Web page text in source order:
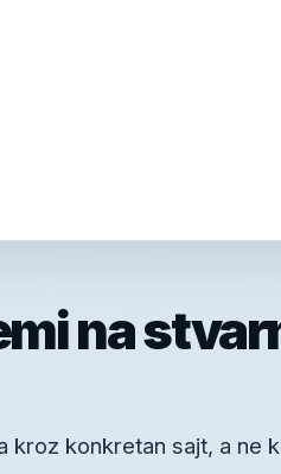
na
kroz konkretan sajt, a ne